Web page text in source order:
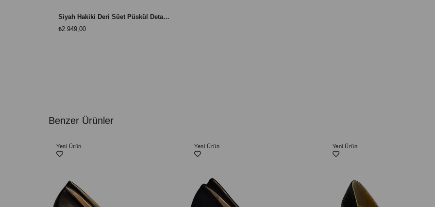
Siyah Hakiki Deri Süet Püskül Detay Topuklu Ayakkabı
₺2.949,00
Benzer Ürünler
Yeni Ürün Yeni Ürün Yeni Ürün